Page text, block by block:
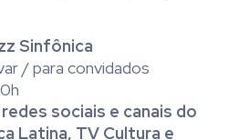
Sinfônica
/ para convidados
sociais e canais do
Latina, TV Cultura e